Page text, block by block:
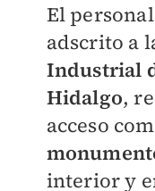
El
adscrito a
Industrial
Hidalgo,
acceso
interior y